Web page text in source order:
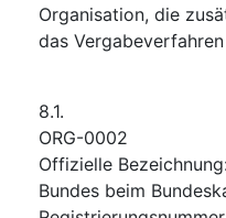
Organisation, die
das
8.1.
ORG-0002
Offizielle Bezeichnung
Bundes beim